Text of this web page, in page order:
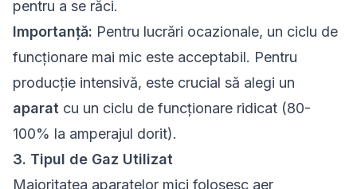
pentru a se răci.
Importanță: Pentru lucrări ocazionale, un ciclu de
funcționare mai mic este acceptabil. Pentru
producție intensivă, este crucial să alegi un
aparat cu un ciclu de funcționare ridicat (80-
100% la amperajul dorit).
3. Tipul de Gaz Utilizat
Majoritatea aparatelor mici folosesc aer